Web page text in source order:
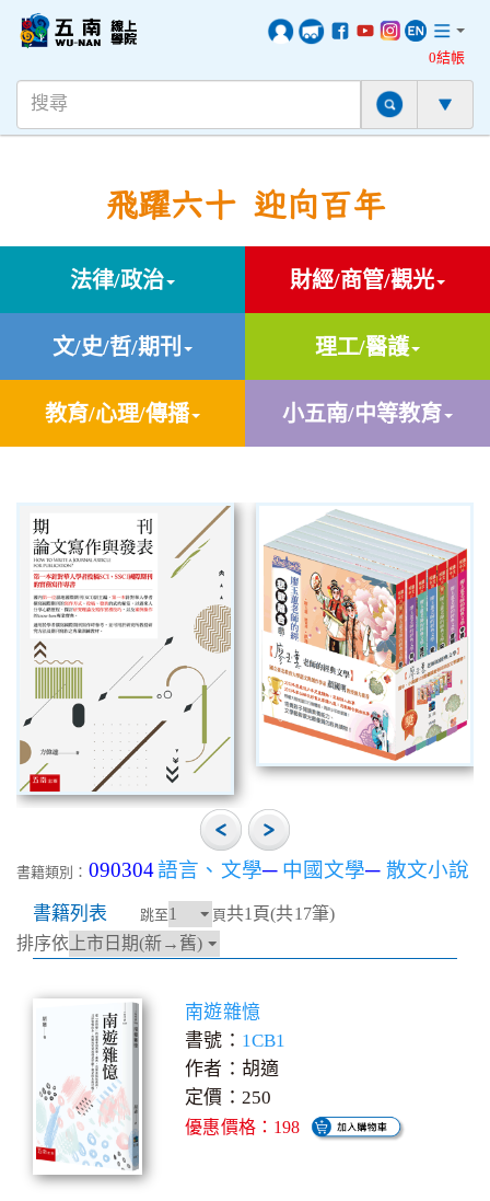
0結帳
飛躍六十 迎向百年
法律/政治 財經/商管/觀光
文/史/哲/期刊 理工/醫護
教育/心理/傳播 小五南/中等教育
書籍類別： 090304語言、文學─ 中國文學─ 散文小說
書籍列表 跳至 頁共1頁(共17筆)
排序依
南遊雜憶
書號： 1CB1
作者：胡適
定價：250
優惠價格：198